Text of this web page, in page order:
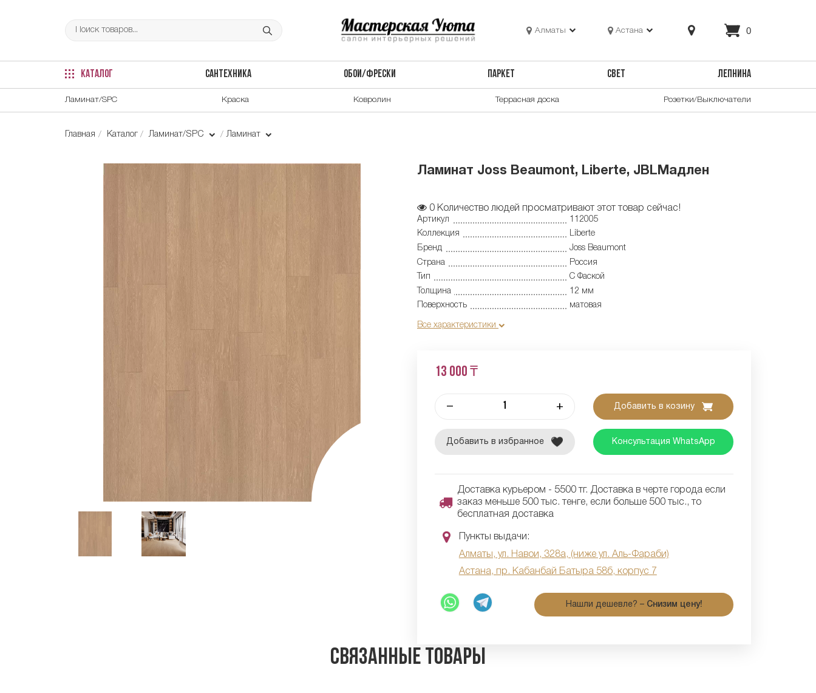
Алматы Астана 0
КАТАЛОГ САНТЕХНИКА ОБОИ/ФРЕСКИ ПАРКЕТ СВЕТ ЛЕПНИНА
Ламинат/SPC Краска Ковролин Террасная доска Розетки/Выключатели
Главная Каталог Ламинат/SPC Ламинат
Ламинат Joss Beaumont, Liberte, JBLМадлен
0 Количество людей просматривают этот товар сейчас!
Артикул
112005
Коллекция
Liberte
Бренд
Joss Beaumont
Страна
Россия
Тип
С Фаской
Толщина
12 мм
Поверхность
матовая
Все характеристики
13 000 ₸
– + Добавить в козину
Добавить в избранное Консультация WhatsApp
Доставка курьером - 5500 тг. Доставка в черте города если
заказ меньше 500 тыс. тенге, если больше 500 тыс., то
бесплатная доставка
Пункты выдачи:
Алматы, ул. Навои, 328а, (ниже ул. Аль-Фараби)
Астана, пр. Кабанбай Батыра 58б, корпус 7
Нашли дешевле? – Снизим цену!
Связанные товары